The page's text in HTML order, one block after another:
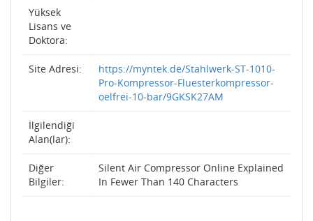
Yüksek
Lisans ve
Doktora:
Site Adresi:
https://myntek.de/Stahlwerk-ST-1010-
Pro-Kompressor-Fluesterkompressor-
oelfrei-10-bar/9GKSK27AM
İlgilendiği
Alan(lar):
Diğer
Bilgiler:
Silent Air Compressor Online Explained
In Fewer Than 140 Characters